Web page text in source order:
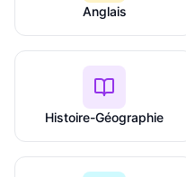
Anglais
Histoire-Géographie